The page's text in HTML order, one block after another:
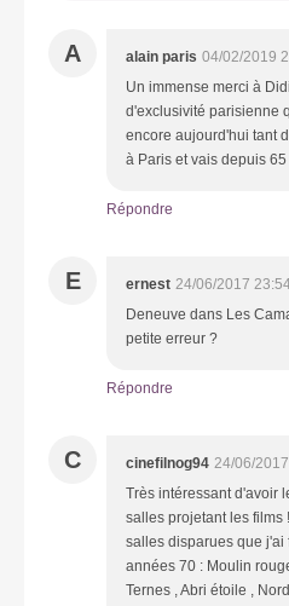
A alain paris 04/02/2019
Un immense merci à
d'exclusivité parisienne
encore aujourd'hui tant
à Paris et vais depuis
Répondre
E ernest 24/06/2017
Deneuve dans Les
petite erreur ?
Répondre
C cinefilnog94 24/06/
Très intéressant d'avoir
salles projetant les films
salles disparues que
années 70 : Moulin
Ternes , Abri étoile ,